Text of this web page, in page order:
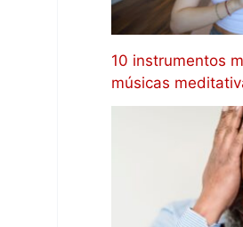
10 instrumentos
músicas